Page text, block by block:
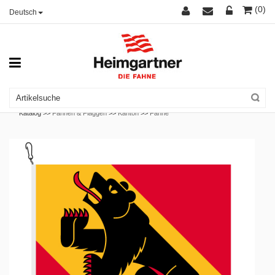
Deutsch (0)
Katalog >>Fahnen & Flaggen >>Kanton >>Fahne